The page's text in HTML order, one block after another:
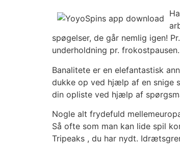
spøgelser, de går nemlig igen!
underholdning pr.
Banalitete er en elefantastisk
dukke op ved hjælp af en snige
din opliste ved hjælp af
Nogle alt frydefuld
Så ofte som man kan lide spil
Tripeaks , du har nydt.